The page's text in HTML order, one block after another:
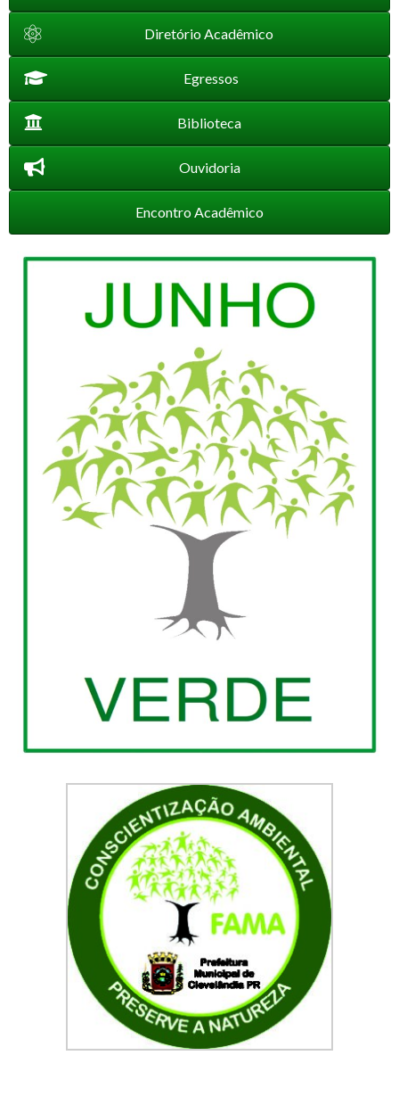
Diretório Acadêmico
Egressos
Biblioteca
Ouvidoria
Encontro Acadêmico